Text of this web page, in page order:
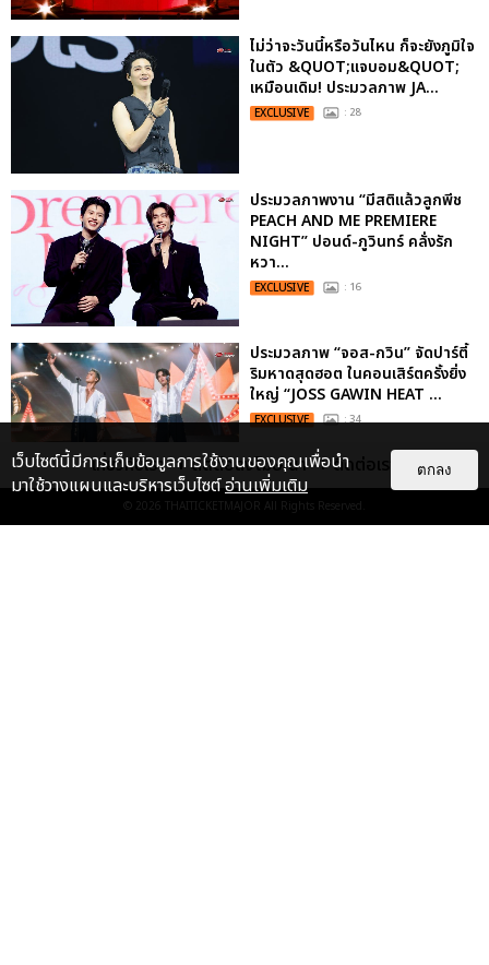
ไม่ว่าจะวันนี้หรือวันไหน ก็จะยังภูมิใจ
ในตัว &QUOT;แจบอม&QUOT;
เหมือนเดิม! ประมวลภาพ JA...
EXCLUSIVE : 28
ประมวลภาพงาน “มีสติแล้วลูกพีช
PEACH AND ME PREMIERE
NIGHT” ปอนด์-ภูวินทร์ คลั่งรัก
หวา...
EXCLUSIVE : 16
ประมวลภาพ “จอส-กวิน” จัดปาร์ตี้
ริมหาดสุดฮอต ในคอนเสิร์ตครั้งยิ่ง
ใหญ่ “JOSS GAWIN HEAT ...
EXCLUSIVE : 34
“ช่วงเวลาที่ไม่ได้เจอกันพิสูจน์แล้วว่า
รักแท้จะไม่มีวันจางหาย” ประมวล
เกี่ยวกับเรา ติดต่อลงโฆษณา ติดต่อเรา
© 2026 THAITICKETMAJOR All Rights Reserved.
เว็บไซต์นี้มีการเก็บข้อมูลการใช้งานของคุณเพื่อนำ
มาใช้วางแผนและบริหารเว็บไซต์อ่านเพิ่มเติม
ตกลง